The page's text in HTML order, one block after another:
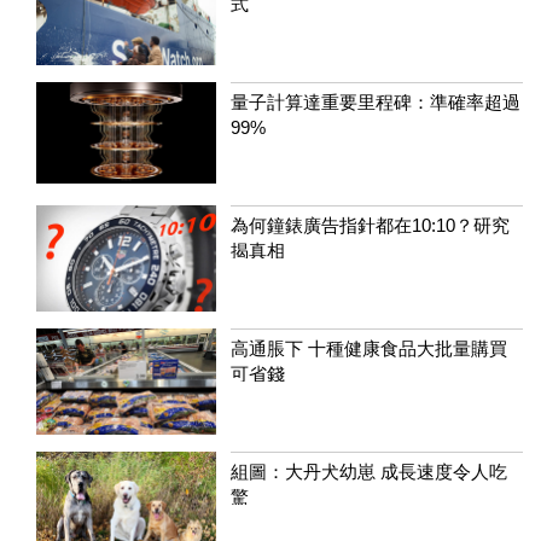
式
量子計算達重要里程碑：準確率超過
99%
為何鐘錶廣告指針都在10:10？研究
揭真相
高通脹下 十種健康食品大批量購買
可省錢
組圖：大丹犬幼崽 成長速度令人吃
驚